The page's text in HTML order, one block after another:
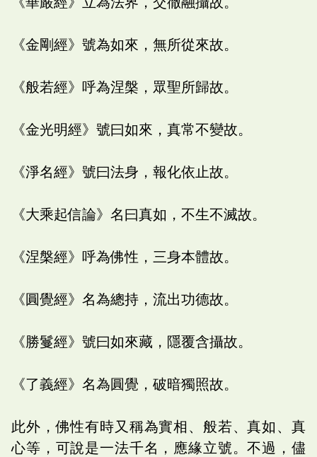
《金剛經》號為如來，無所從來故。
《般若經》呼為涅槃，眾聖所歸故。
《金光明經》號曰如來，真常不變故。
《淨名經》號曰法身，報化依止故。
《大乘起信論》名曰真如，不生不滅故。
《涅槃經》呼為佛性，三身本體故。
《圓覺經》名為總持，流出功德故。
《勝鬘經》號曰如來藏，隱覆含攝故。
《了義經》名為圓覺，破暗獨照故。
此外，佛性有時又稱為實相、般若、真如、真
心等，可說是一法千名，應緣立號。不過，儘